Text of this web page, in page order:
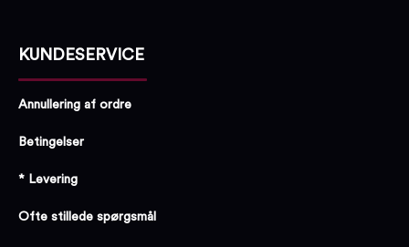
KUNDESERVICE
Annullering af ordre
Betingelser
* Levering
Ofte stillede spørgsmål